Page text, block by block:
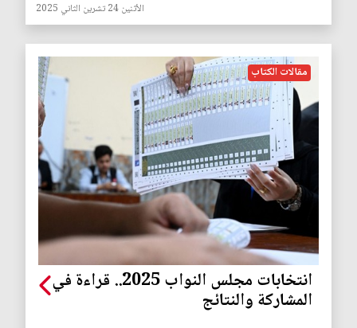
الأثنين 24 تشرين الثاني 2025
مقالات الكتاب
انتخابات مجلس النواب 2025.. قراءة في
المشاركة والنتائج